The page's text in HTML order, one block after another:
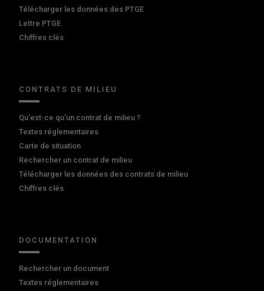
Télécharger les données des PTGE
Lettre PTGE
Chiffres clés
CONTRATS DE MILIEU
Qu'est-ce qu'un contrat de milieu ?
Textes réglementaires
Carte de situation
Rechercher un contrat de milieu
Télécharger les données des contrats de milieu
Chiffres clés
DOCUMENTATION
Rechercher un document
Textes réglementaires